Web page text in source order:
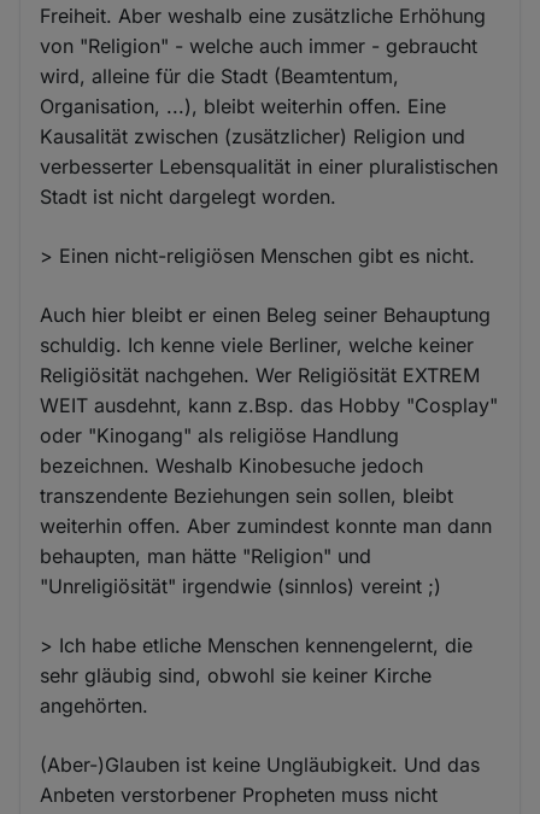
Freiheit. Aber weshalb eine zusätzliche Erhöhung
von "Religion" - welche auch immer - gebraucht
wird, alleine für die Stadt (Beamtentum,
Organisation, ...), bleibt weiterhin offen. Eine
Kausalität zwischen (zusätzlicher) Religion und
verbesserter Lebensqualität in einer pluralistischen
Stadt ist nicht dargelegt worden.
> Einen nicht-religiösen Menschen gibt es nicht.
Auch hier bleibt er einen Beleg seiner Behauptung
schuldig. Ich kenne viele Berliner, welche keiner
Religiösität nachgehen. Wer Religiösität EXTREM
WEIT ausdehnt, kann z.Bsp. das Hobby "Cosplay"
oder "Kinogang" als religiöse Handlung
bezeichnen. Weshalb Kinobesuche jedoch
transzendente Beziehungen sein sollen, bleibt
weiterhin offen. Aber zumindest konnte man dann
behaupten, man hätte "Religion" und
"Unreligiösität" irgendwie (sinnlos) vereint ;)
> Ich habe etliche Menschen kennengelernt, die
sehr gläubig sind, obwohl sie keiner Kirche
angehörten.
(Aber-)Glauben ist keine Ungläubigkeit. Und das
Anbeten verstorbener Propheten muss nicht